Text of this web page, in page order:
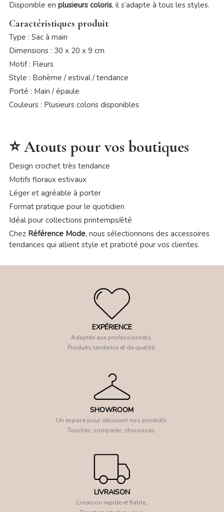
Disponible en plusieurs coloris, il s’adapte à tous les styles.
Caractéristiques produit
Type : Sac à main
Dimensions : 30 x 20 x 9 cm
Motif : Fleurs
Style : Bohème / estival / tendance
Porté : Main / épaule
Couleurs : Plusieurs coloris disponibles
⭐ Atouts pour vos boutiques
Design crochet très tendance
Motifs floraux estivaux
Léger et agréable à porter
Format pratique pour le quotidien
Idéal pour collections printemps/été
Chez Référence Mode, nous sélectionnons des accessoires
tendances qui allient style et praticité pour vos clientes.
EXPÉRIENCE
Adaptée aux professionnels.
Produits tendance et de qualité.
SHOWROOM
Un espace pour découvrir nos produits.
Touchez, comparez, choisissez.
LIVRAISON
Livraison rapide et fiable.